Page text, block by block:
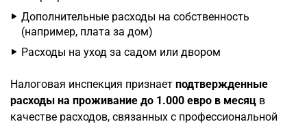
Дополнительные расходы на собственность
(например, плата за дом)
Расходы на уход за садом или двором
Налоговая инспекция признает подтвержденные
расходы на проживание до 1.000 евро в месяц в
качестве расходов, связанных с профессиональной